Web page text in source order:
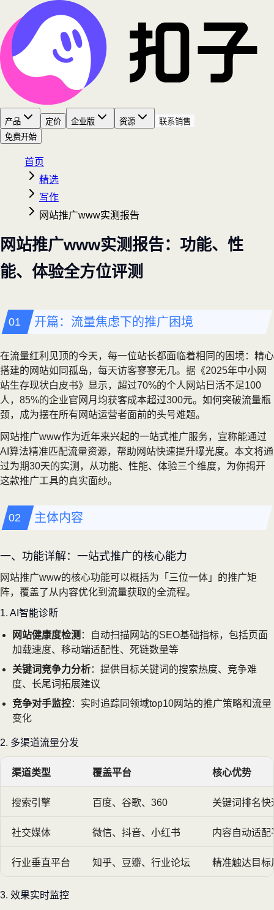
产品 定价 企业版 资源
联系销售
免费开始
首页
精选
写作
网站推广www实测报告
网站推广www实测报告：功能、性
能、体验全方位评测
开篇：流量焦虑下的推广困境
在流量红利见顶的今天，每一位站长都面临着相同的困境：精心
搭建的网站如同孤岛，每天访客寥寥无几。据《2025年中小网
站生存现状白皮书》显示，超过70%的个人网站日活不足100
人，85%的企业官网月均获客成本超过300元。如何突破流量瓶
颈，成为摆在所有网站运营者面前的头号难题。
网站推广www作为近年来兴起的一站式推广服务，宣称能通过
AI算法精准匹配流量资源，帮助网站快速提升曝光度。本文将通
过为期30天的实测，从功能、性能、体验三个维度，为你揭开
这款推广工具的真实面纱。
主体内容
一、功能详解：一站式推广的核心能力
网站推广www的核心功能可以概括为「三位一体」的推广矩
阵，覆盖了从内容优化到流量获取的全流程。
1. AI智能诊断
网站健康度检测 ：自动扫描网站的SEO基础指标，包括页面
加载速度、移动端适配性、死链数量等
关键词竞争力分析：提供目标关键词的搜索热度、竞争难
度、长尾词拓展建议
竞争对手监控：实时追踪同领域top10网站的推广策略和流量
变化
2. 多渠道流量分发
渠道类型 覆盖平台 核心优势
搜索引擎 百度、谷歌、360 关键词排名快
社交媒体 微信、抖音、小红书 内容自动适配
行业垂直平台 知乎、豆瓣、行业论坛 精准触达目标
3. 效果实时监控